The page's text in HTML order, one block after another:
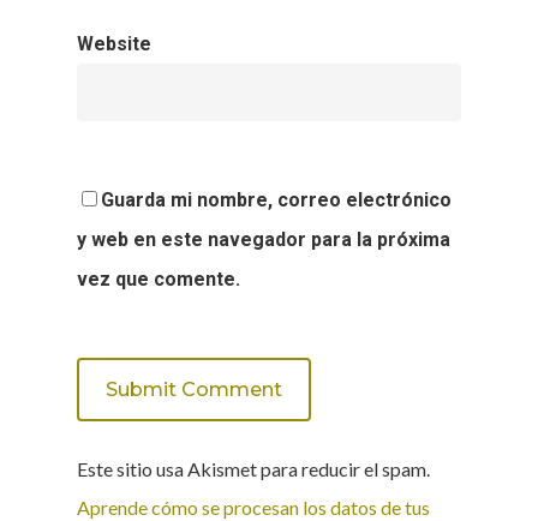
Website
Guarda mi nombre, correo electrónico
y web en este navegador para la próxima
vez que comente.
Este sitio usa Akismet para reducir el spam.
Aprende cómo se procesan los datos de tus